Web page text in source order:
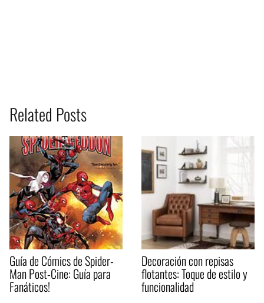
Related Posts
Guía de Cómics de Spider-
Man Post-Cine: Guía para
Fanáticos!
Decoración con repisas
flotantes: Toque de estilo y
funcionalidad